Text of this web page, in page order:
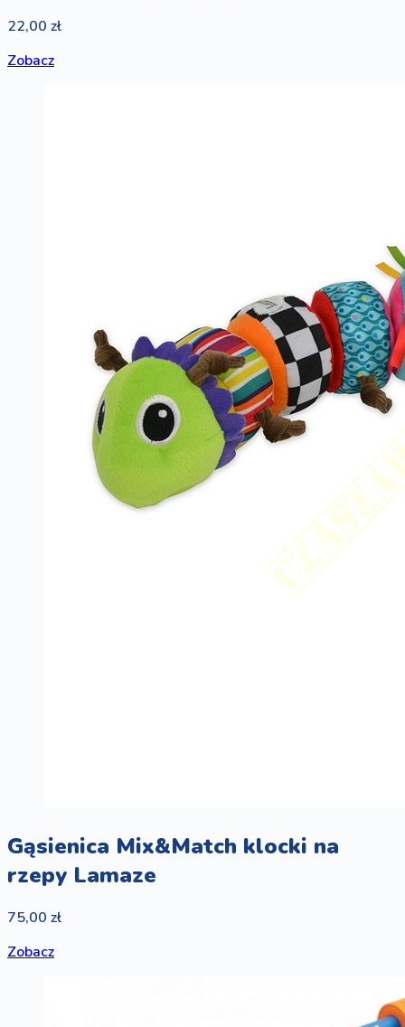
22,00 zł
Zobacz
Gąsienica Mix&Match klocki na
rzepy Lamaze
75,00 zł
Zobacz